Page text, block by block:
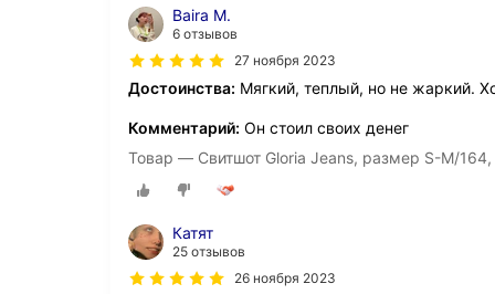
Baira M.
6 отзывов
27 ноября 2023
Достоинства: Мягкий, теплый, но не жаркий.
Комментарий: Он стоил своих денег
Товар — Свитшот Gloria Jeans, размер S-M/
Катят
25 отзывов
26 ноября 2023